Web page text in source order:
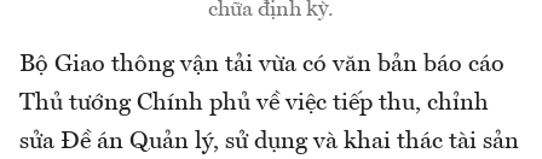
chữa định kỳ.
Bộ Giao thông vận tải vừa có văn bản báo cáo
Thủ tướng Chính phủ về việc tiếp thu, chỉnh
sửa Đề án Quản lý, sử dụng và khai thác tài sản